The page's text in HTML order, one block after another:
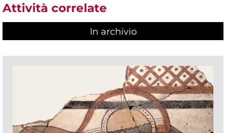
Attività correlate
In archivio